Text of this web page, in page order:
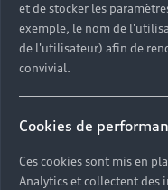
et de stocker les
exemple, le nom de
de l'utilisateur) afin de
convivial.
Cookies de
Ces cookies sont mis en
Analytics et collectent des